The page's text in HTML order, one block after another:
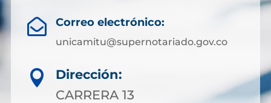
 Correo electrónico:
unicamitu@supernotariado.gov.co

Dirección:
CARRERA 13